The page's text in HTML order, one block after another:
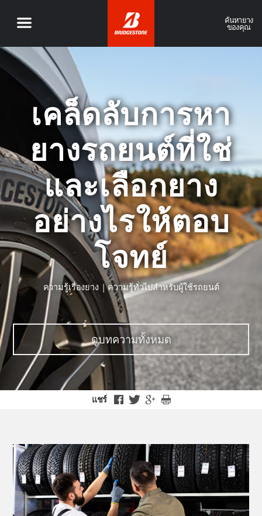
ค้นหายาง
ของคุณ
เคล็ดลับการหา
ยางรถยนต์ที่ใช่
และเลือกยาง
อย่างไรให้ตอบ
โจทย์
ความรู้เรื่องยาง | ความรู้ทั่วไปสำหรับผู้ใช้รถยนต์
ดูบทความทั้งหมด
แชร์